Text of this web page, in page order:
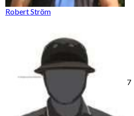
Robert Ström
7